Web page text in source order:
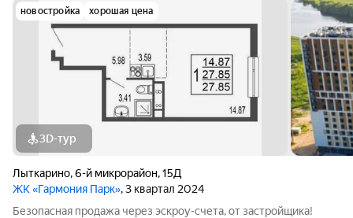
новостройка хорошая цена
3D-тур
Лыткарино,6-й микрорайон,15Д
ЖК «Гармония Парк», 3 квартал 2024
Безопасная продажа через эскроу-счета, от застройщика!